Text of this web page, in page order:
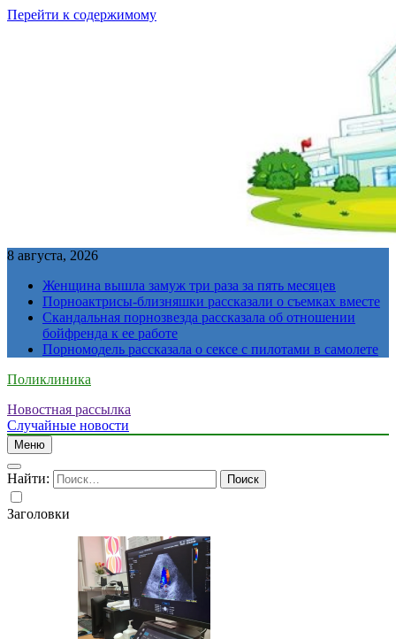
Перейти к содержимому
8 августа, 2026
Женщина вышла замуж три раза за пять месяцев
Порноактрисы-близняшки рассказали о съемках вместе
Скандальная порнозвезда рассказала об отношении
бойфренда к ее работе
Порномодель рассказала о сексе с пилотами в самолете
Поликлиника
Новостная рассылка
Случайные новости
Меню
Найти:
Заголовки